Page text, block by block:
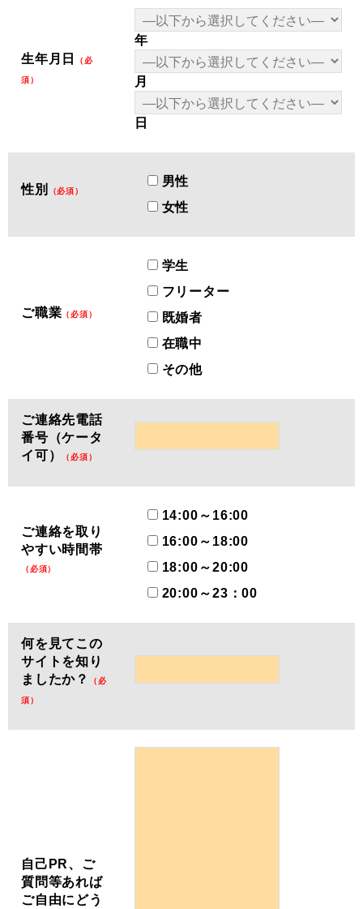
生年月日 （必
須）
年
月
日
性別 （必須）
男性
女性
ご職業 （必須）
学生
フリーター
既婚者
在職中
その他
ご連絡先電話
番号（ケータ
イ可）
（必須）
ご連絡を取り
やすい時間帯
（必須）
14:00～16:00
16:00～18:00
18:00～20:00
20:00～23：00
何を見てこの
サイトを知り
ましたか？
（必
須）
自己PR、ご
質問等あれば
ご自由にどう